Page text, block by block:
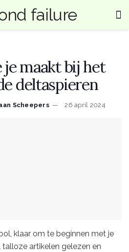
je maakt bij het
deltaspieren
Scheepers 26 april 2024
klaar om te beginnen met je
artikelen gelezen en